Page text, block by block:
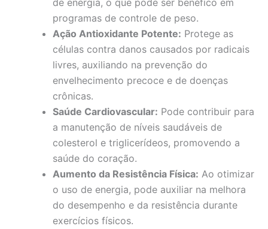
programas de controle de peso.
Ação Antioxidante Potente: Protege as
células contra danos causados por radicais
livres, auxiliando na prevenção do
envelhecimento precoce e de doenças
crônicas.
Saúde Cardiovascular: Pode contribuir para
a manutenção de níveis saudáveis de
colesterol e triglicerídeos, promovendo a
saúde do coração.
Aumento da Resistência Física: Ao otimizar
o uso de energia, pode auxiliar na melhora
do desempenho e da resistência durante
exercícios físicos.